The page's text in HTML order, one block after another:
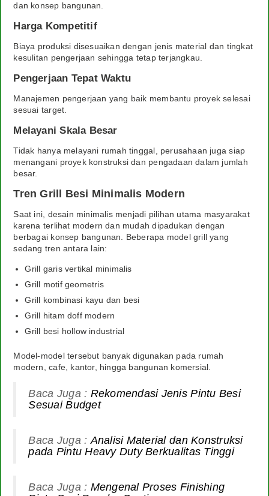
dan konsep bangunan.
Harga Kompetitif
Biaya produksi disesuaikan dengan jenis material dan tingkat
kesulitan pengerjaan sehingga tetap terjangkau.
Pengerjaan Tepat Waktu
Manajemen pengerjaan yang baik membantu proyek selesai
sesuai target.
Melayani Skala Besar
Tidak hanya melayani rumah tinggal, perusahaan juga siap
menangani proyek konstruksi dan pengadaan dalam jumlah
besar.
Tren Grill Besi Minimalis Modern
Saat ini, desain minimalis menjadi pilihan utama masyarakat
karena terlihat modern dan mudah dipadukan dengan
berbagai konsep bangunan. Beberapa model grill yang
sedang tren antara lain:
Grill garis vertikal minimalis
Grill motif geometris
Grill kombinasi kayu dan besi
Grill hitam doff modern
Grill besi hollow industrial
Model-model tersebut banyak digunakan pada rumah
modern, cafe, kantor, hingga bangunan komersial.
Baca Juga : Rekomendasi Jenis Pintu Besi
Sesuai Budget
Baca Juga :Analisi Material dan Konstruksi
pada Pintu Heavy Duty Berkualitas Tinggi
Baca Juga : Mengenal Proses Finishing